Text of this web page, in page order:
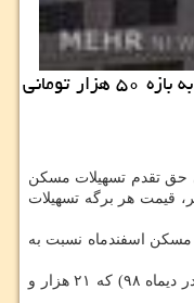
به گزارش مركز املاك اوراق تسهیلات مسكن در شرایطی نیمه دوم اسفندماه را شروع كرد كه نرخ آن به ۶۰ هزار تومان رسیده بود، اما حالا طی روزهای اخیر، بار دیگر به بازه ۵۰ هزار تومانی
حق تقدم تسهیلات مسكن
مسكن تا ۶۰ هزار تومان هم رسید؛ اما در یك هفته اخیر، قیمت هر برگه تسهیلات
مسكن اسفندماه نسبت به
بر این اساس، تعداد برگه هایی كه در معاملات روز گذشته(28 اسفند 98) بازار اوراق تسهیلات مسكن به ثبت رسیده، در همه نمادهای معاملاتی تسه به جز تسه ۹۸۱۰ (اوراق تسهیلات مسكن صادره در دیماه ۹۸) كه ۲۱ هزار و